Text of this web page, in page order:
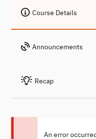
Course Details
Announcements
Recap
An error